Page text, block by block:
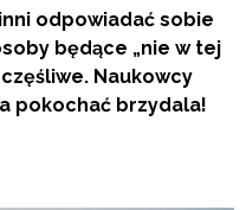
odpowiadać sobie
będące „nie w tej
Naukowcy
pokochać brzydala!